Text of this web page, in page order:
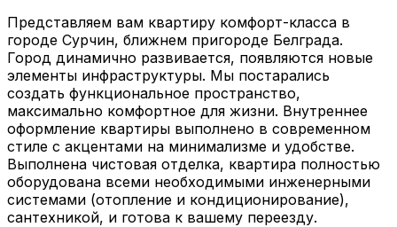
Представляем вам квартиру комфорт-класса в
городе Сурчин, ближнем пригороде Белграда.
Город динамично развивается, появляются новые
элементы инфраструктуры. Мы постарались
создать функциональное пространство,
максимально комфортное для жизни. Внутреннее
оформление квартиры выполнено в современном
стиле с акцентами на минимализме и удобстве.
Выполнена чистовая отделка, квартира полностью
оборудована всеми необходимыми инженерными
системами (отопление и кондиционирование),
сантехникой, и готова к вашему переезду.